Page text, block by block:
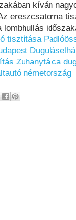
kíván
ereszcsatorna
lombhullás
tisztítása
Zuhanytálca
németország